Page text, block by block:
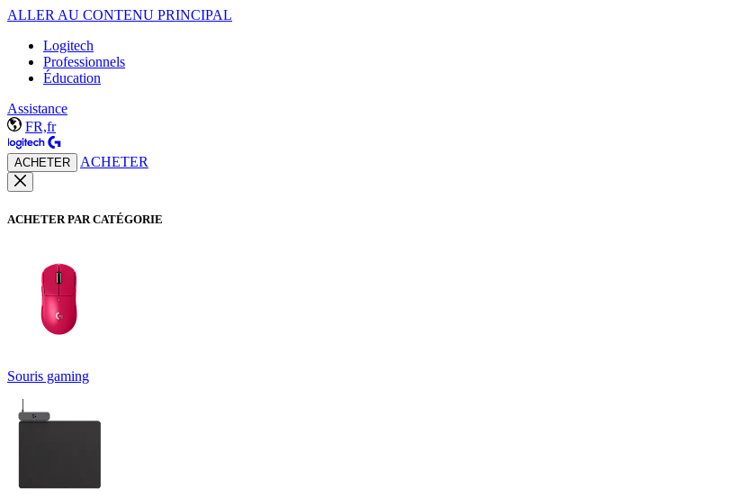
ALLER AU CONTENU PRINCIPAL
Logitech
Professionnels
Éducation
Assistance
FR,fr
ACHETER ACHETER
ACHETER PAR CATÉGORIE
Souris gaming